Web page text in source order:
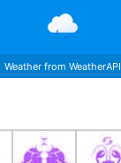
Weather from WeatherAPI